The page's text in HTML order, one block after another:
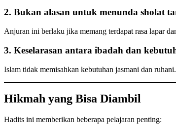
2. Bukan alasan untuk menunda sholat
Anjuran ini berlaku jika memang terdapat rasa lapar
3. Keselarasan antara ibadah dan
Islam tidak memisahkan kebutuhan jasmani dan
Hikmah yang Bisa Diambil
Hadits ini memberikan beberapa pelajaran penting: